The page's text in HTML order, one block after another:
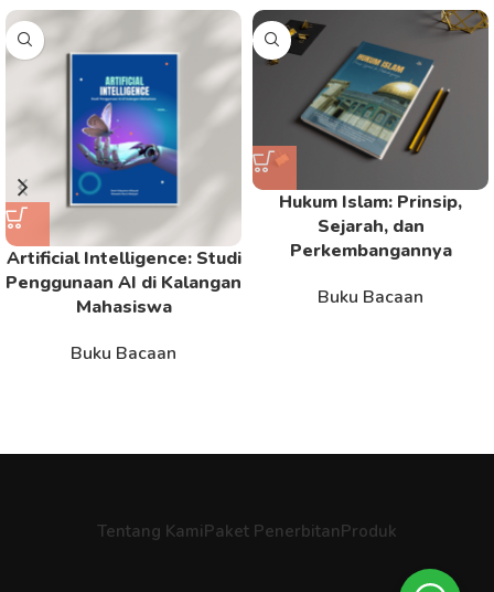
Artificial Intelligence: Studi
Penggunaan AI di Kalangan
Mahasiswa
Buku Bacaan
Hukum Islam: Prinsip,
Sejarah, dan
Perkembangannya
Buku Bacaan
Tentang KamiPaket PenerbitanProduk